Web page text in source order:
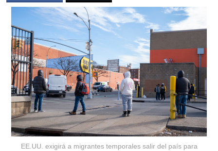
EE.UU. exigirá a migrantes temporales salir del país para